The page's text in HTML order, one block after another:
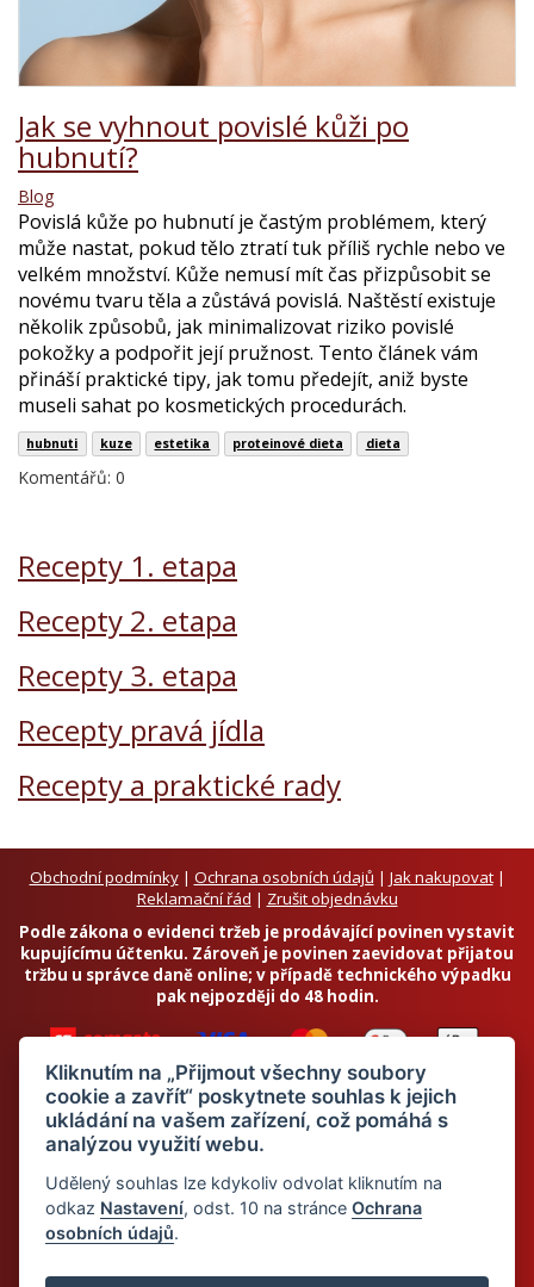
Jak se vyhnout povislé kůži po
hubnutí?
Blog
Povislá kůže po hubnutí je častým problémem, který
může nastat, pokud tělo ztratí tuk příliš rychle nebo ve
velkém množství. Kůže nemusí mít čas přizpůsobit se
novému tvaru těla a zůstává povislá. Naštěstí existuje
několik způsobů, jak minimalizovat riziko povislé
pokožky a podpořit její pružnost. Tento článek vám
přináší praktické tipy, jak tomu předejít, aniž byste
museli sahat po kosmetických procedurách.
hubnuti kuze estetika proteinové dieta dieta
Komentářů: 0
Recepty 1. etapa
Recepty 2. etapa
Recepty 3. etapa
Recepty pravá jídla
Recepty a praktické rady
Obchodní podmínky| Ochrana osobních údajů | Jak nakupovat|
Reklamační řád | Zrušit objednávku
Podle zákona o evidenci tržeb je prodávající povinen vystavit
kupujícímu účtenku. Zároveň je povinen zaevidovat přijatou
tržbu u správce daně online; v případě technického výpadku
pak nejpozději do 48 hodin.
Chci odebírat newsletter
Kliknutím na „Přijmout všechny soubory
cookie a zavřít“ poskytnete souhlas k jejich
ukládání na vašem zařízení, což pomáhá s
analýzou využití webu.
Udělený souhlas lze kdykoliv odvolat kliknutím na
odkaz Nastavení, odst. 10 na stránceOchrana
osobních údajů.